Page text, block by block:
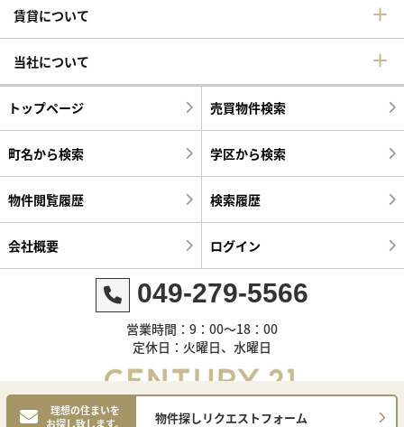
理想の住まいを
お探し致します。
物件探しリクエストフォーム
賃貸について
当社について
トップページ 売買物件検索
町名から検索 学区から検索
物件閲覧履歴 検索履歴
会社概要 ログイン
049-279-5566
営業時間：9：00～18：00
定休日：火曜日、水曜日